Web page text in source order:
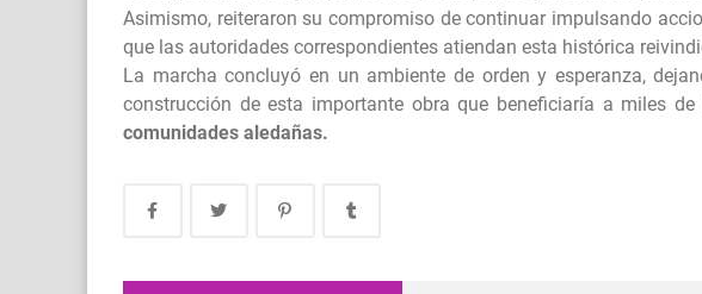
Asimismo, reiteraron su compromiso de continuar impulsando
que las autoridades correspondientes atiendan esta histórica
La marcha concluyó en un ambiente de orden y esperanza,
construcción de esta importante obra que beneficiaría a miles de
comunidades aledañas.